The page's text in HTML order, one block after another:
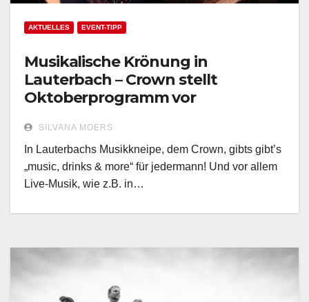
AKTUELLES EVENT-TIPP
Musikalische Krönung in
Lauterbach – Crown stellt
Oktoberprogramm vor
SILVANA MOERS
In Lauterbachs Musikkneipe, dem Crown, gibts gibt’s
„music, drinks & more“ für jedermann! Und vor allem
Live-Musik, wie z.B. in…